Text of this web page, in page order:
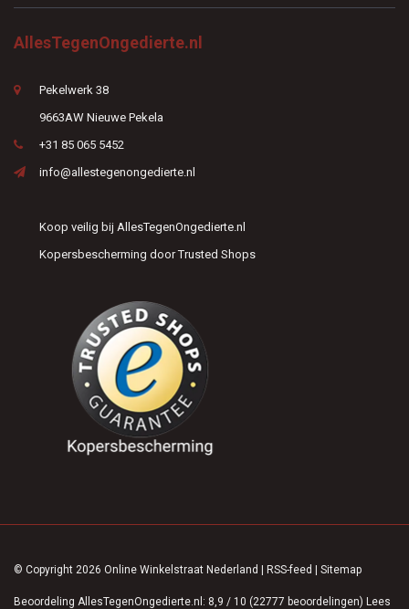
AllesTegenOngedierte.nl
Pekelwerk 38
9663AW Nieuwe Pekela
+31 85 065 5452
info@allestegenongedierte.nl
Koop veilig bij AllesTegenOngedierte.nl
Kopersbescherming door Trusted Shops
© Copyright 2026 Online Winkelstraat Nederland RSS-feed Sitemap
Beoordeling AllesTegenOngedierte.nl : 8,9 / 10 (22777 beoordelingen) Lees